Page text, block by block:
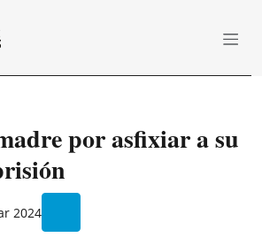
por asfixiar a su
2024